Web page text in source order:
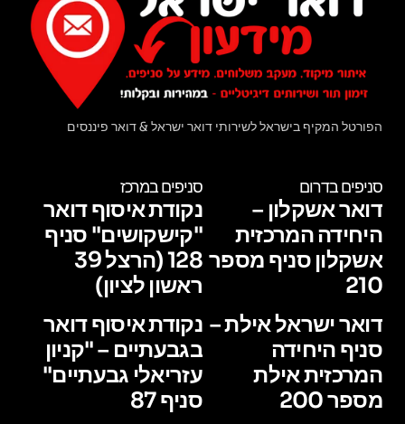
הפורטל המקיף בישראל לשירותי דואר ישראל & דואר פיננסים
סניפים בדרום
דואר אשקלון –
היחידה המרכזית
אשקלון סניף מספר
210
דואר ישראל אילת –
סניף היחידה
המרכזית אילת
מספר 200
סניפים במרכז
נקודת איסוף דואר
"קישקושים" סניף
128 (הרצל 39
ראשון לציון)
נקודת איסוף דואר
בגבעתיים – "קניון
עזריאלי גבעתיים"
סניף 87